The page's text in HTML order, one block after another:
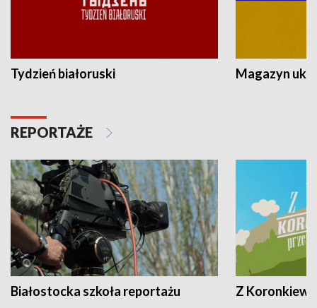
Tydzień białoruski Magazyn
REPORTAŻE
Białostocka szkoła reportażu Z